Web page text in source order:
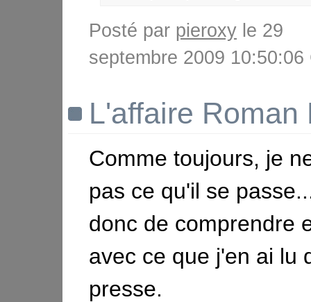
Posté par pieroxy le 29
septembre 2009
L'affaire Roman
Comme toujours, je
pas ce qu'il se
donc de comprendre
avec ce que j'en ai lu
presse.